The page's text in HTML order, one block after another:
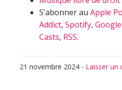
S’abonner au Apple
Addict, Spotify,
Casts, RSS.
21 novembre 2024 - Laisser un